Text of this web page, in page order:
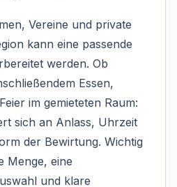
Vereine und private
kann eine passende
werden. Ob
Essen,
im gemieteten Raum:
sich an Anlass, Uhrzeit
der Bewirtung. Wichtig
Menge, eine
und klare